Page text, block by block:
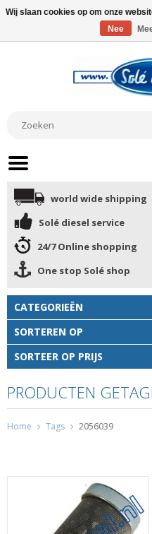
world wide shipping
Solé diesel service
24/7 Online shopping
One stop Solé shop
CATEGORIEËN
SORTEREN OP
SORTEER OP PRIJS
PRODUCTEN
Home Tags 2056039
Wij slaan cookies op om onze
Nee